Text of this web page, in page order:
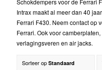
Schokdempers voor de Ferrari
Intrax maakt al meer dan 40
Ferrari F430. Neem contact op
Ferrari. Ook voor
verlagingsveren en air jacks.
Sorteer op Standaard